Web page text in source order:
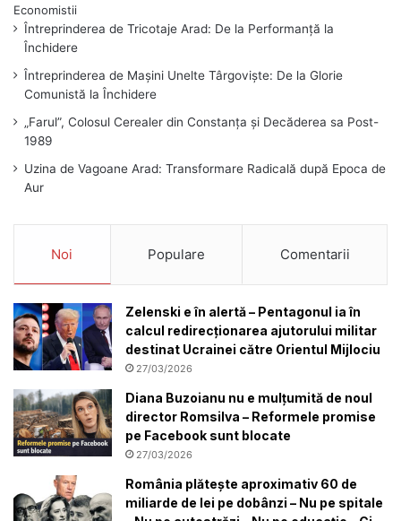
Întreprinderea de Tricotaje Arad: De la Performanță la
Închidere
Întreprinderea de Mașini Unelte Târgoviște: De la Glorie
Comunistă la Închidere
„Farul”, Colosul Cerealer din Constanța și Decăderea sa Post-
1989
Uzina de Vagoane Arad: Transformare Radicală după Epoca de
Aur
Noi Populare Comentarii
Zelenski e în alertă – Pentagonul ia în
calcul redirecționarea ajutorului militar
destinat Ucrainei către Orientul Mijlociu
27/03/2026
Diana Buzoianu nu e mulțumită de noul
director Romsilva – Reformele promise
pe Facebook sunt blocate
27/03/2026
România plătește aproximativ 60 de
miliarde de lei pe dobânzi – Nu pe spitale